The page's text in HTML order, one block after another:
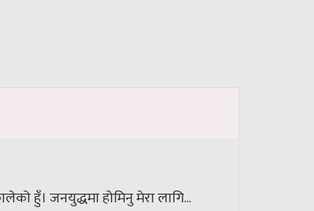
हुँ। जनयुद्धमा होमिनु मेरा लागि...